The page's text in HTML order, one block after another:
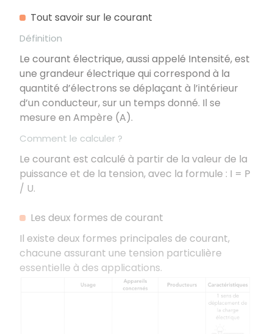
Tout savoir sur le courant
Définition
Le courant électrique, aussi appelé Intensité, est
une grandeur électrique qui correspond à la
quantité d’électrons se déplaçant à l’intérieur
d’un conducteur, sur un temps donné. Il se
mesure en Ampère (A).
Comment le calculer ?
Le courant est calculé à partir de la valeur de la
puissance et de la tension, avec la formule : I = P
/ U.
Les deux formes de courant
Il existe deux formes principales de courant,
chacune assurant une tension particulière
essentielle à des applications.